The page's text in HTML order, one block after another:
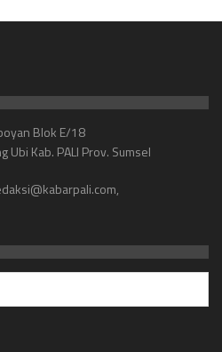
Blok E/18
Ubi Kab. PALI Prov. Sumsel